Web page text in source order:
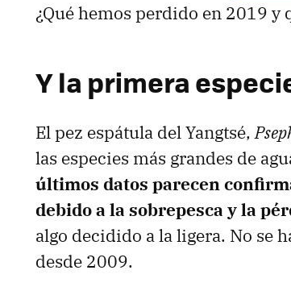
¿Qué hemos perdido en 2019 y
Y la primera
El pez espátula del Yangtsé,
las especies más grandes de
últimos datos parecen
debido a la sobrepesca y la
algo decidido a la ligera. No se
desde 2009.